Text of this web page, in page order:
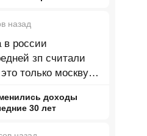
назад
в россии
зп считали
только москву
доходы
30 лет